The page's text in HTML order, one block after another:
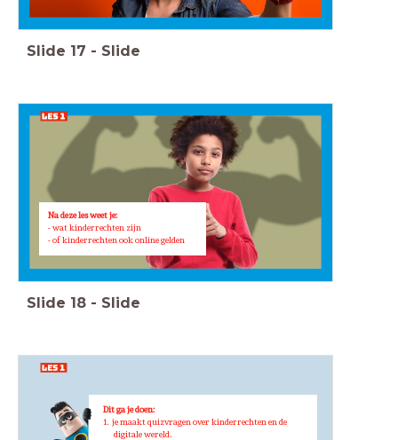
Slide 17 - Slide
Na deze les weet je:
- wat kinderrechten zijn
- of kinderrechten ook online gelden
Slide 18 - Slide
Dit ga je doen:
1. je maakt quizvragen over kinderrechten en de
digitale wereld.